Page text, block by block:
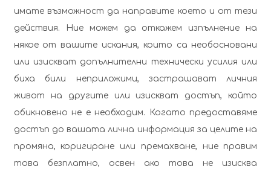
имате възможност да направите което и от тези
действия. Ние можем да откажем изпълнение на
някое от вашите искания, които са необосновани
или изискват допълнителни технически усилия или
биха били неприложими, застрашават личния
живот на другите или изискват достъп, който
обикновено не е необходим. Когато предоставяме
достъп до вашата лична информация за целите на
промяна, коригиране или премахване, ние правим
това безплатно, освен ако това не изисква